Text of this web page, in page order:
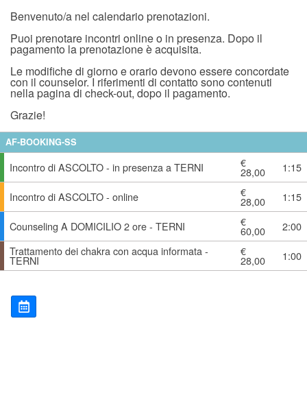
Benvenuto/a nel calendario prenotazioni.
Puoi prenotare incontri online o in presenza. Dopo il
pagamento la prenotazione è acquisita.
Le modifiche di giorno e orario devono essere concordate
con il counselor. I riferimenti di contatto sono contenuti
nella pagina di check-out, dopo il pagamento.
Grazie!
AF-BOOKING-SS
Incontro di ASCOLTO - in presenza a TERNI €
28,00 1:15
Incontro di ASCOLTO - online €
28,00 1:15
Counseling A DOMICILIO 2 ore - TERNI €
60,00
2:00
Trattamento dei chakra con acqua informata -
TERNI
€
28,00 1:00